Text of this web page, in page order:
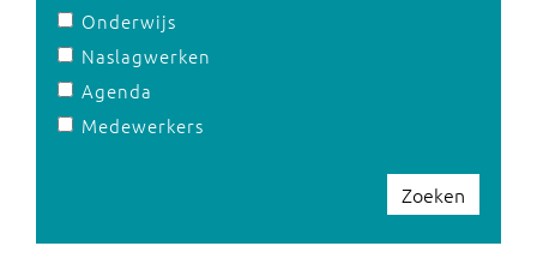
Onderwijs
Naslagwerken
Agenda
Medewerkers
Zoeken